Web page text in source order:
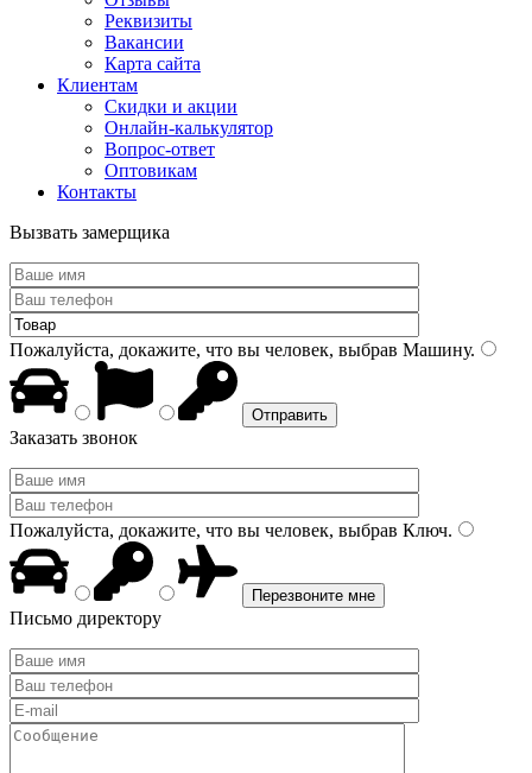
Реквизиты
Вакансии
Карта сайта
Клиентам
Скидки и акции
Онлайн-калькулятор
Вопрос-ответ
Оптовикам
Контакты
Вызвать замерщика
Пожалуйста, докажите, что вы человек, выбрав Машину.
Заказать звонок
Пожалуйста, докажите, что вы человек, выбрав Ключ.
Письмо директору